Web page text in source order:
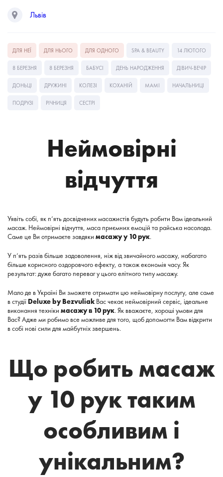
Львів
ДЛЯ НЕЇ ДЛЯ НЬОГО ДЛЯ ОДНОГО SPA & BEAUTY 14 ЛЮТОГО
8 БЕРЕЗНЯ 8 БЕРЕЗНЯ БАБУСІ ДЕНЬ НАРОДЖЕННЯ ДІВИЧ-ВЕЧІР
ДОНЬЦІ ДРУЖИНІ КОЛЕЗІ КОХАНІЙ МАМІ НАЧАЛЬНИЦІ
ПОДРУЗІ РІЧНИЦЯ СЕСТРІ
Неймовірні
відчуття
Уявіть собі, як п’ять досвідчених масажистів будуть робити Вам ідеальний
масаж. Неймовірні відчуття, маса приємних емоцій та райська насолода.
Саме це Ви отримаєте завдяки масажу у 10 рук.
У п’ять разів більше задоволення, ніж від звичайного масажу, набагато
більше корисного оздоровчого ефекту, а також економія часу. Як
результат: дуже багато переваг у цього елітного типу масажу.
Мало де в Україні Ви зможете отримати цю неймовірну послугу, але саме
в студії Deluxe by Bezvuliak Вас чекає неймовірний сервіс, ідеальне
виконання техніки масажу в 10 рук. Як вважаєте, хороші умови для
Вас? Адже ми робимо все можливе для того, щоб допомогти Вам відкрити
в собі нові сили для майбутніх звершень.
Що робить масаж
у 10 рук таким
особливим і
унікальним?